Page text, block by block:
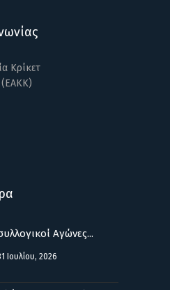
Κρίκετ
Αγώνες...
Ιουλίου, 2026